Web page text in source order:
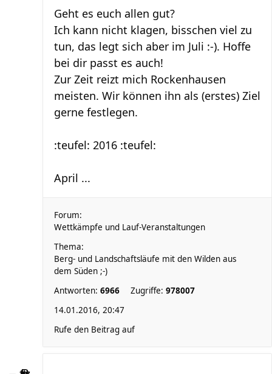
Geht es euch allen gut?
Ich kann nicht klagen, bisschen viel zu
tun, das legt sich aber im Juli :-). Hoffe
bei dir passt es auch!
Zur Zeit reizt mich Rockenhausen
meisten. Wir können ihn als (erstes) Ziel
gerne festlegen.
:teufel: 2016 :teufel:
April ...
Forum:
Wettkämpfe und Lauf-Veranstaltungen
Thema:
Berg- und Landschaftsläufe mit den Wilden aus
dem Süden ;-)
Antworten: 6966 Zugriffe: 978007
14.01.2016, 20:47
Rufe den Beitrag auf